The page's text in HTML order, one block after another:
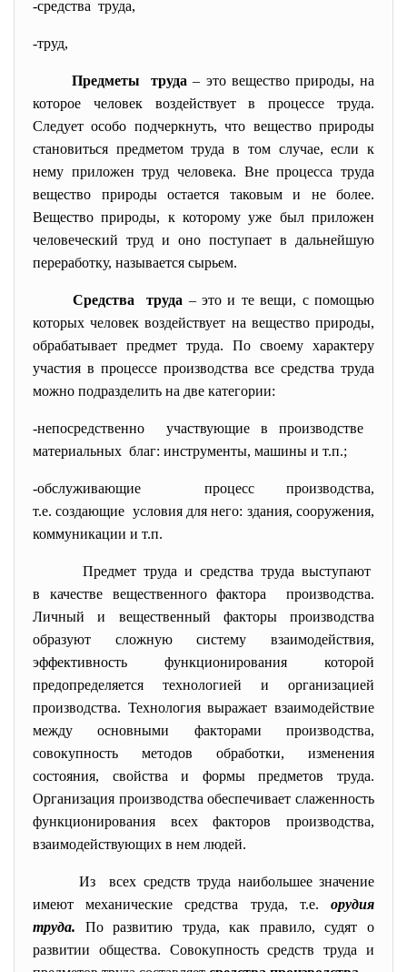
-средства труда,
-труд,
Предметы труда – это вещество природы, на
которое человек воздействует в процессе труда.
Следует особо подчеркнуть, что вещество природы
становиться предметом труда в том случае, если к
нему приложен труд человека. Вне процесса труда
вещество природы остается таковым и не более.
Вещество природы, к которому уже был приложен
человеческий труд и оно поступает в дальнейшую
переработку, называется сырьем.
Средства труда – это и те вещи, с помощью
которых человек воздействует на вещество природы,
обрабатывает предмет труда. По своему характеру
участия в процессе производства все средства труда
можно подразделить на две категории:
-непосредственно участвующие в производстве
материальных благ: инструменты, машины и т.п.;
-обслуживающие процесс производства,
т.е. создающие условия для него: здания, сооружения,
коммуникации и т.п.
Предмет труда и средства труда выступают
в качестве вещественного фактора производства.
Личный и вещественный факторы производства
образуют сложную систему взаимодействия,
эффективность функционирования которой
предопределяется технологией и организацией
производства. Технология выражает взаимодействие
между основными факторами производства,
совокупность методов обработки, изменения
состояния, свойства и формы предметов труда.
Организация производства обеспечивает слаженность
функционирования всех факторов производства,
взаимодействующих в нем людей.
Из всех средств труда наибольшее значение
имеют механические средства труда, т.е. орудия
труда. По развитию труда, как правило, судят о
развитии общества. Совокупность средств труда и